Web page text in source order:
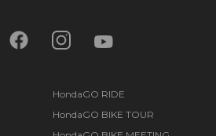
HondaGO RIDE
HondaGO BIKE TOUR